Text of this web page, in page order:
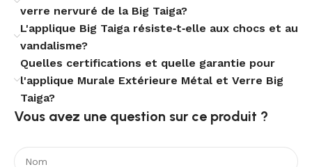
chaleureuse pour projets résidentiels et
professionnels soignés.
Sécurité et garantie
La Big Taiga respecte les exigences de sécurité
électrique de classe I et est conforme aux
certifications CE, RoHS et UKCA. Livrée avec une
appréciable pour les installations durables, tout en
verre nervuré de la Big Taiga?
L'applique Big Taiga résiste‑t‑elle aux chocs et au
vandalisme?
Quelles certifications et quelle garantie pour
l'applique Murale Extérieure Métal et Verre Big
Taiga?
Vous avez une question sur ce produit ?​